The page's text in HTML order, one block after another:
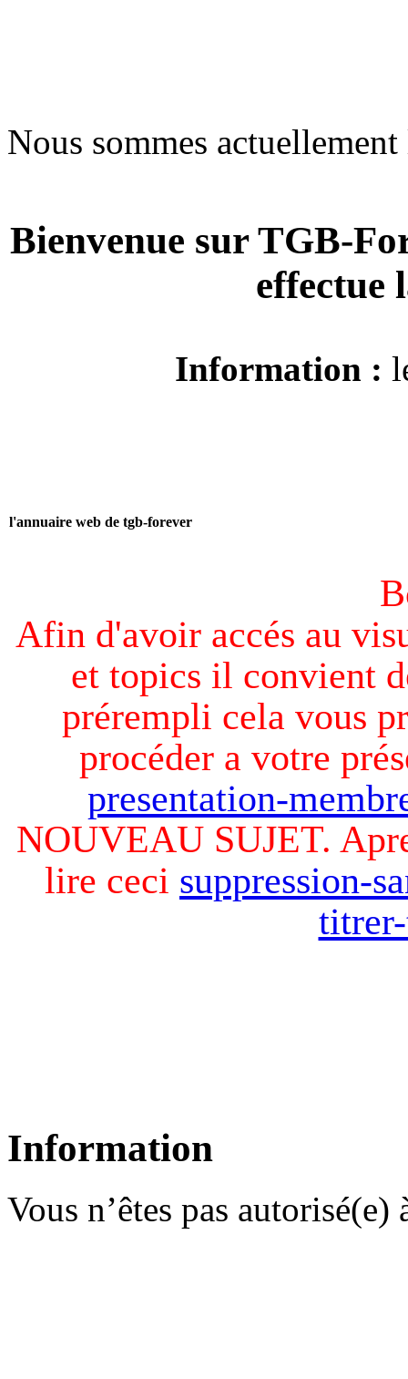
Nous sommes
Bienvenue sur TGB-
Information :
l'annuaire web de tgb-forever
Afin d'avoir accés au
et topics il convient
prérempli cela vous
procéder a votre
presentation-
NOUVEAU SUJET.
lire ceci suppression-
Information
Vous n’êtes pas autorisé(e)